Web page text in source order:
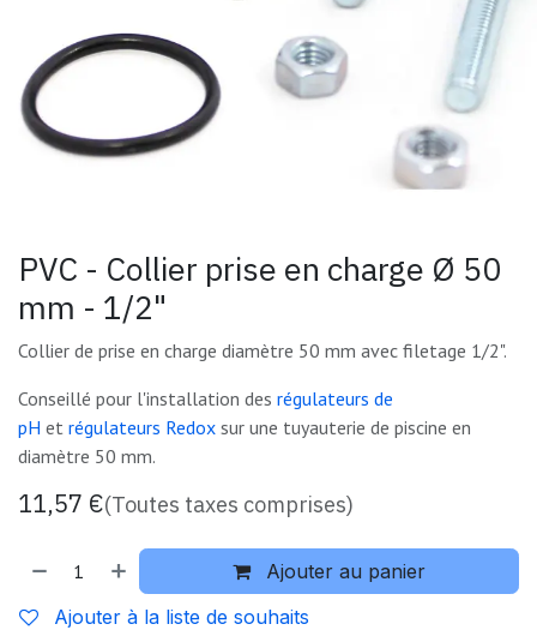
PVC - Collier prise en charge Ø 50
mm - 1/2"
Collier de prise en charge diamètre 50 mm avec filetage 1/2".
Conseillé pour l'installation des régulateurs de
pH et régulateurs Redox sur une tuyauterie de piscine en
diamètre 50 mm.
11,57 €(Toutes taxes comprises)
Ajouter au panier
Ajouter à la liste de souhaits